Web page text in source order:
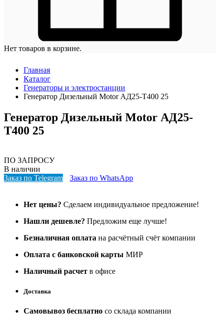
Нет товаров в корзине.
Главная
Каталог
Генераторы и электростанции
Генератор Дизельный Motor АД25-T400 25
Генератор Дизельный Motor АД25-
T400 25
ПО ЗАПРОСУ
В наличии
Заказ по Telegram
Заказ по WhatsApp
Нет цены? Сделаем индивидуальное предложение!
Нашли дешевле? Предложим еще лучше!
Безналичная оплата на расчётный счёт компании
Оплата с банковской карты МИР
Наличный расчет в офисе
Доставка
Самовывоз бесплатно со склада компании